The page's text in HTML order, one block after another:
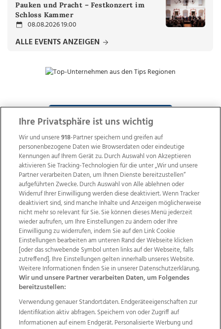
Pauken und Pracht – Festkonzert im
Schloss Kammer
08.08.2026 19:00
ALLE EVENTS ANZEIGEN
ZUR NACHRICHTENÜBERSICHT
Wir über uns Mediadaten Kontakt
Jobs
Datenschutz
Impressum
AGB Anzeigekunden
AGB Website
Ehrenkodex Politische Werbung
Weitere Angebote des Medienhauses Wimmer
TV1 di-mog-i.at OÖNow
Ischler Woche
Ihre Privatsphäre ist uns wichtig
Wir und unsere918-Partner speichern und greifen auf
personenbezogene Daten wie Browserdaten oder eindeutige
Kennungen auf Ihrem Gerät zu. Durch Auswahl von Akzeptieren
aktivieren Sie Tracking-Technologien für die unter „Wir und unsere
Partner verarbeiten Daten, um Ihnen Dienste bereitzustellen“
aufgeführten Zwecke. Durch Auswahl von Alle ablehnen oder
Widerruf Ihrer Einwilligung werden diese deaktiviert. Wenn Tracker
deaktiviert sind, sind manche Inhalte und Anzeigen möglicherweise
nicht mehr so relevant für Sie. Sie können dieses Menü jederzeit
wieder aufrufen, um Ihre Einstellungen zu ändern oder Ihre
Einwilligung zu widerrufen, indem Sie auf den Link Cookie
Einstellungen bearbeiten am unteren Rand der Webseite klicken
[oder das schwebende Symbol unten links auf der Webseite, falls
zutreffend]. Ihre Einstellungen gelten innerhalb unseres Website.
Weitere Informationen finden Sie in unserer Datenschutzerklärung.
Wir und unsere Partner verarbeiten Daten, um Folgendes
bereitzustellen:
Verwendung genauer Standortdaten. Endgeräteeigenschaften zur
Identifikation aktiv abfragen. Speichern von oder Zugriff auf
Informationen auf einem Endgerät. Personalisierte Werbung und